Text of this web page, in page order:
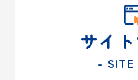
サイ
- SITE